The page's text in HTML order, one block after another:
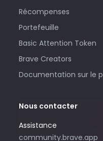
Récompenses
Portefeuille
Basic Attention Token
Brave Creators
Documentation sur le
Nous contacter
Assistance
community.brave.app
uniquement si vous